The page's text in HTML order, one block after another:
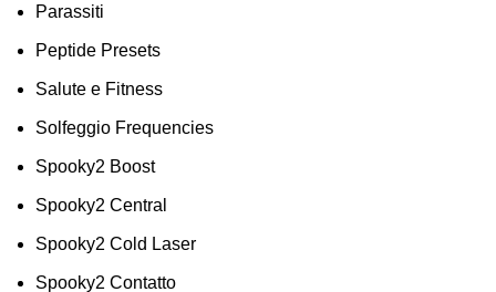
Parassiti
Peptide Presets
Salute e Fitness
Solfeggio Frequencies
Spooky2 Boost
Spooky2 Central
Spooky2 Cold Laser
Spooky2 Contatto